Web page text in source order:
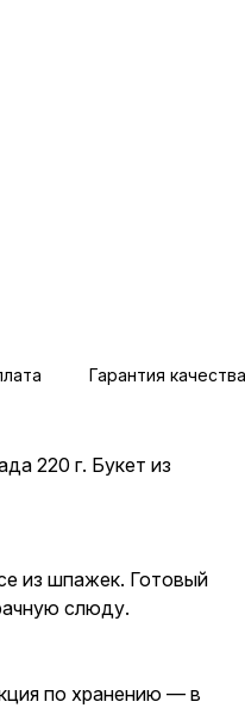
Гарантия качества
220 г. Букет из
из шпажек. Готовый
слюду.
по хранению — в